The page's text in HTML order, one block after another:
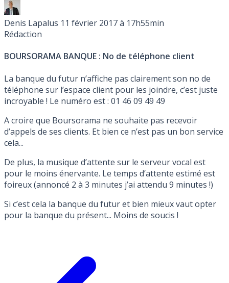
Denis Lapalus 11 février 2017 à 17h55min
Rédaction
BOURSORAMA BANQUE : No de téléphone client
La banque du futur n’affiche pas clairement son no de
téléphone sur l’espace client pour les joindre, c’est juste
incroyable ! Le numéro est : 01 46 09 49 49
A croire que Boursorama ne souhaite pas recevoir
d’appels de ses clients. Et bien ce n’est pas un bon service
cela...
De plus, la musique d’attente sur le serveur vocal est
pour le moins énervante. Le temps d’attente estimé est
foireux (annoncé 2 à 3 minutes j’ai attendu 9 minutes !)
Si c’est cela la banque du futur et bien mieux vaut opter
pour la banque du présent... Moins de soucis !